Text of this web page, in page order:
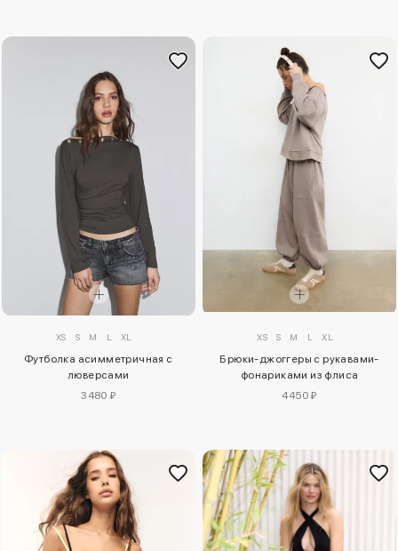
XS S M L XL
Футболка асимметричная с
люверсами
3480 ₽
XS S M L XL
Брюки-джоггеры с рукавами-
фонариками из флиса
4450 ₽